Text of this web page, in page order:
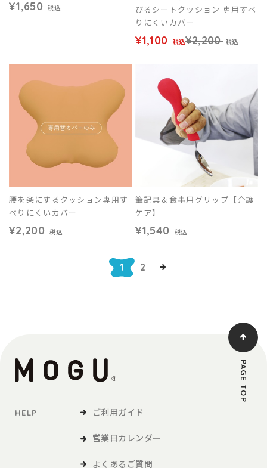
¥1,650 税込
びるシートクッション 専用すべ
りにくいカバー
¥1,100 税込¥2,200 税込
腰を楽にするクッション専用す
べりにくいカバー
¥2,200 税込
筆記具＆食事用グリップ【介護
ケア】
¥1,540 税込
1 2
HELP ご利用ガイド
営業日カレンダー
よくあるご質問
PAGE TOP